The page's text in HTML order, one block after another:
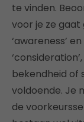
te vinden.
voor je ze gaat
‘awareness’
bekendheid of
voldoende. Je
de